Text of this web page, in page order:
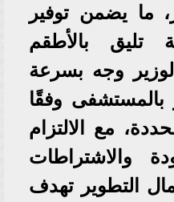
ما يضمن توفير
تليق بالأطقم
وجه بسرعة
بالمستشفى وفقًا
مع الالتزام
والاشتراطات
التطوير تهدف